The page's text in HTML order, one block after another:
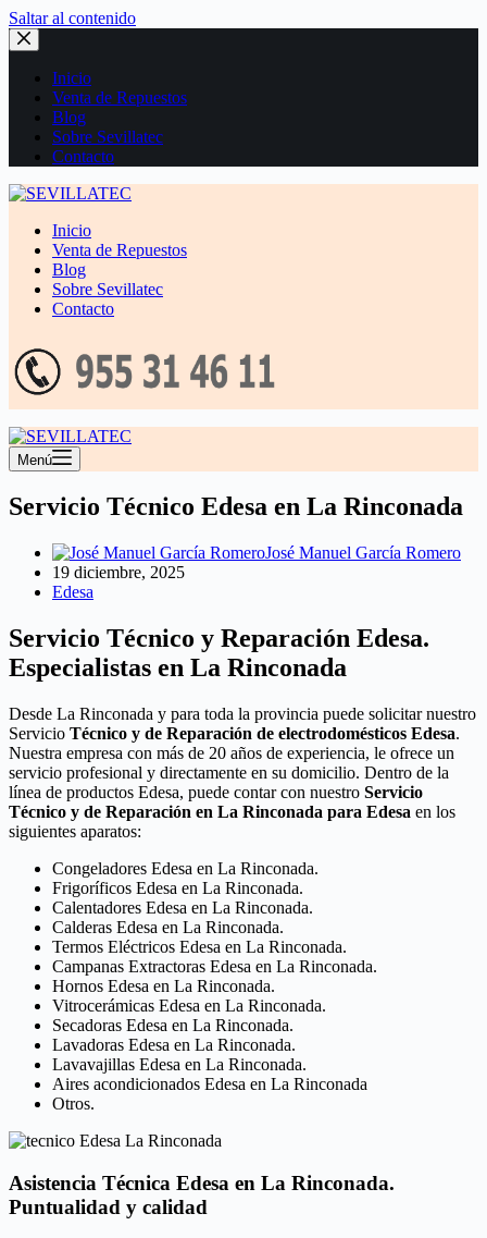
Saltar al contenido
Inicio
Venta de Repuestos
Blog
Sobre Sevillatec
Contacto
Inicio
Venta de Repuestos
Blog
Sobre Sevillatec
Contacto
Menú
Servicio Técnico Edesa en La Rinconada
José Manuel García Romero
19 diciembre, 2025
Edesa
Servicio Técnico y Reparación Edesa.
Especialistas en La Rinconada
Desde La Rinconada y para toda la provincia puede solicitar nuestro
Servicio Técnico y de Reparación de electrodomésticos Edesa.
Nuestra empresa con más de 20 años de experiencia, le ofrece un
servicio profesional y directamente en su domicilio. Dentro de la
línea de productos Edesa, puede contar con nuestro Servicio
Técnico y de Reparación en La Rinconada para Edesa en los
siguientes aparatos:
Congeladores Edesa en La Rinconada.
Frigoríficos Edesa en La Rinconada.
Calentadores Edesa en La Rinconada.
Calderas Edesa en La Rinconada.
Termos Eléctricos Edesa en La Rinconada.
Campanas Extractoras Edesa en La Rinconada.
Hornos Edesa en La Rinconada.
Vitrocerámicas Edesa en La Rinconada.
Secadoras Edesa en La Rinconada.
Lavadoras Edesa en La Rinconada.
Lavavajillas Edesa en La Rinconada.
Aires acondicionados Edesa en La Rinconada
Otros.
Asistencia Técnica Edesa en La Rinconada.
Puntualidad y calidad